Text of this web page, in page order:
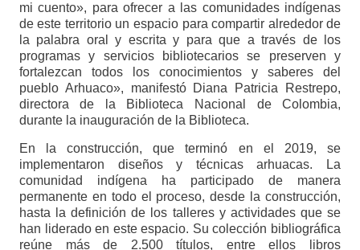
mi cuento», para ofrecer a las comunidades indígenas
de este territorio un espacio para compartir alrededor de
la palabra oral y escrita y para que a través de los
programas y servicios bibliotecarios se preserven y
fortalezcan todos los conocimientos y saberes del
pueblo Arhuaco», manifestó Diana Patricia Restrepo,
directora de la Biblioteca Nacional de Colombia,
durante la inauguración de la Biblioteca.
En la construcción, que terminó en el 2019, se
implementaron diseños y técnicas arhuacas. La
comunidad indígena ha participado de manera
permanente en todo el proceso, desde la construcción,
hasta la definición de los talleres y actividades que se
han liderado en este espacio. Su colección bibliográfica
reúne más de 2.500 títulos, entre ellos libros